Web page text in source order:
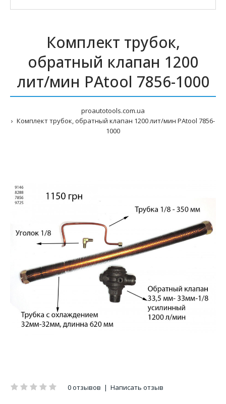
Комплект трубок,
обратный клапан 1200
лит/мин PAtool 7856-1000
proautotools.com.ua
Комплект трубок, обратный клапан 1200 лит/мин PAtool 7856-
1000
0 отзывов | Написать отзыв